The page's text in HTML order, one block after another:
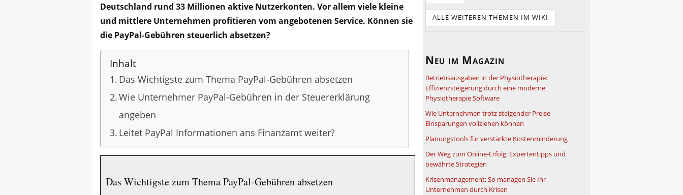
Deutschland rund 33 Millionen aktive Nutzerkonten. Vor allem viele kleine
und mittlere Unternehmen profitieren vom angebotenen Service. Können sie
die PayPal-Gebühren steuerlich absetzen?
Inhalt
Das Wichtigste zum Thema PayPal-Gebühren absetzen
Wie Unternehmer PayPal-Gebühren in der Steuererklärung
angeben
Leitet PayPal Informationen ans Finanzamt weiter?
Das Wichtigste zum Thema PayPal-Gebühren absetzen
ALLE WEITEREN THEMEN IM WIKI
Neu im Magazin
Betriebsausgaben in der Physiotherapie:
Effizienzsteigerung durch eine moderne
Physiotherapie Software
Wie Unternehmen trotz steigender Preise
Einsparungen vollziehen können
Planungstools für verstärkte Kostenminderung
Der Weg zum Online-Erfolg: Expertentipps und
bewährte Strategien
Krisenmanagement: So managen Sie Ihr
Unternehmen durch Krisen